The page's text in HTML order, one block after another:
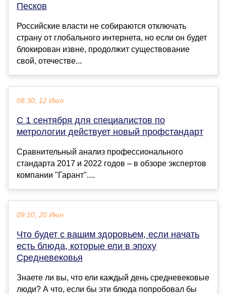
Песков
Российские власти не собираются отключать
страну от глобального интернета, но если он будет
блокирован извне, продолжит существование
свой, отечестве...
08:30, 12 Июл
С 1 сентября для специалистов по
метрологии действует новый профстандарт
Сравнительный анализ профессионального
стандарта 2017 и 2022 годов – в обзоре экспертов
компании "Гарант"....
09:10, 20 Июн
Что будет с вашим здоровьем, если начать
есть блюда, которые ели в эпоху
Средневековья
Знаете ли вы, что ели каждый день средневековые
люди? А что, если бы эти блюда попробовал бы